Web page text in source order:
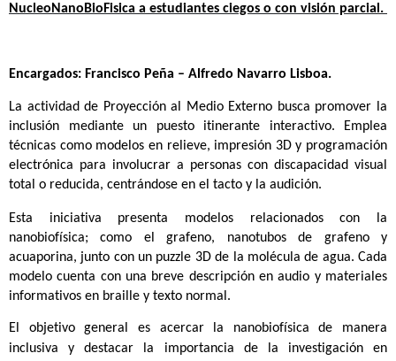
NucleoNanoBioFisica a estudiantes ciegos o con visión parcial.
Encargados: Francisco Peña – Alfredo Navarro Lisboa.
La actividad de Proyección al Medio Externo busca promover la
inclusión mediante un puesto itinerante interactivo. Emplea
técnicas como modelos en relieve, impresión 3D y programación
electrónica para involucrar a personas con discapacidad visual
total o reducida, centrándose en el tacto y la audición.
Esta iniciativa presenta modelos relacionados con la
nanobiofísica; como el grafeno, nanotubos de grafeno y
acuaporina, junto con un puzzle 3D de la molécula de agua. Cada
modelo cuenta con una breve descripción en audio y materiales
informativos en braille y texto normal.
El objetivo general es acercar la nanobiofísica de manera
inclusiva y destacar la importancia de la investigación en